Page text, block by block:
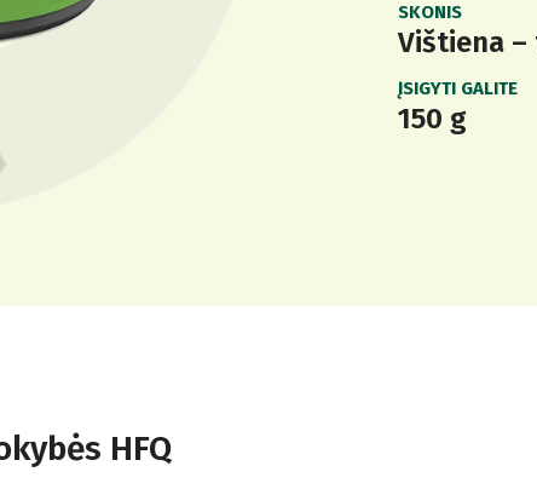
SKONIS
Vištiena
ĮSIGYTI GALITE
150 g
HFQ